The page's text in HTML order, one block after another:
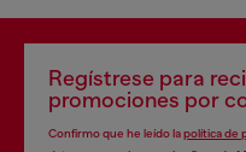
Regístrese para
promociones por
Confirmo que he leído lapolítica de